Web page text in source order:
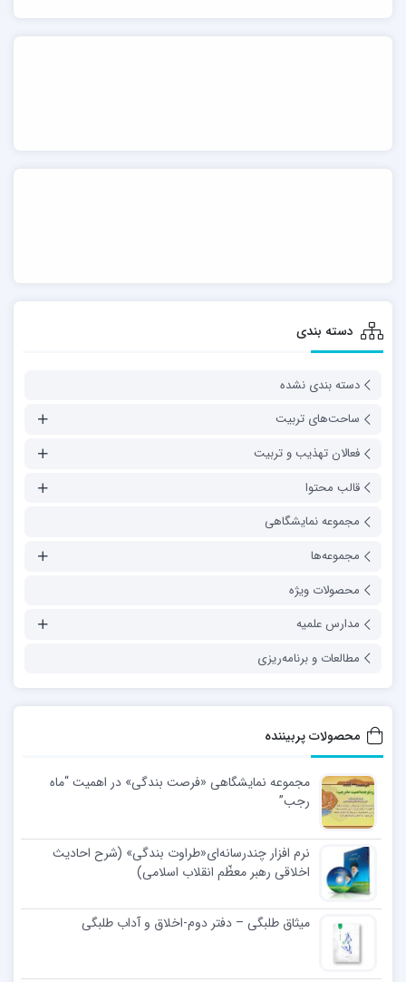
دسته بندی
دسته بندی نشده
ساحت‌های تربیت
فعالان تهذیب و تربیت
قالب محتوا
مجموعه نمایشگاهی
مجموعه‌ها
محصولات ویژه
مدارس علمیه
مطالعات و برنامه‌ریزی
محصولات پربیننده
مجموعه نمایشگاهی «فرصت بندگی» در اهمیت “ماه
رجب”
نرم افزار چندرسانه‌ای«طراوت بندگی» (شرح احادیث
اخلاقی رهبر معظّم انقلاب اسلامی)
میثاق طلبگی – دفتر دوم-اخلاق و آداب طلبگی